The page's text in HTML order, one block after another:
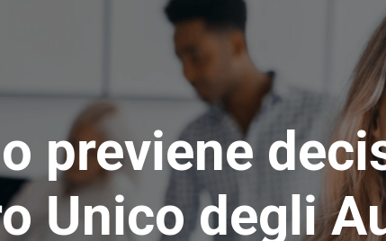
previene
Unico degli